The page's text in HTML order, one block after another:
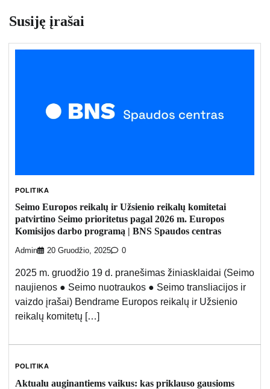
Susiję įrašai
POLITIKA
Seimo Europos reikalų ir Užsienio reikalų komitetai
patvirtino Seimo prioritetus pagal 2026 m. Europos
Komisijos darbo programą | BNS Spaudos centras
Admin 20 Gruodžio, 2025 0
2025 m. gruodžio 19 d. pranešimas žiniasklaidai (Seimo
naujienos ● Seimo nuotraukos ● Seimo transliacijos ir
vaizdo įrašai) Bendrame Europos reikalų ir Užsienio
reikalų komitetų […]
POLITIKA
Aktualu auginantiems vaikus: kas priklauso gausioms